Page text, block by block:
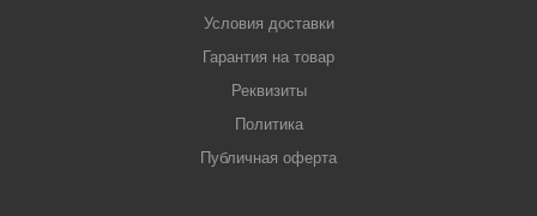
Условия доставки
Гарантия на товар
Реквизиты
Политика
Публичная оферта